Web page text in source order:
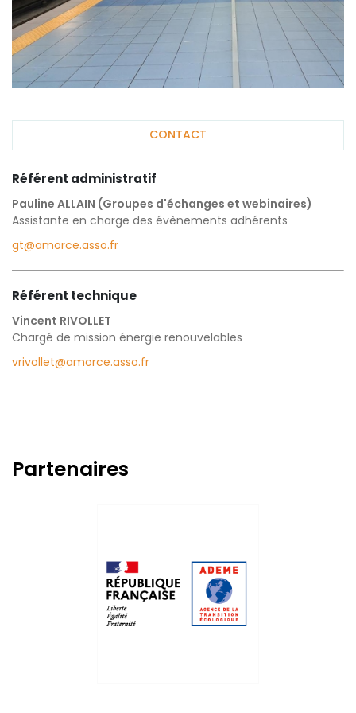
CONTACT
Référent administratif
Pauline ALLAIN (Groupes d'échanges et webinaires)
Assistante en charge des évènements adhérents
gt@amorce.asso.fr
Référent technique
Vincent RIVOLLET
Chargé de mission énergie renouvelables
vrivollet@amorce.asso.fr
Partenaires